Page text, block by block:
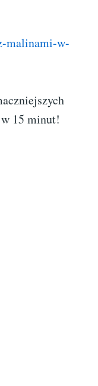
malinami-w-
15 minut!